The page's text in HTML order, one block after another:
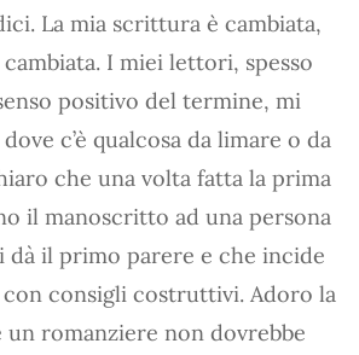
La mia scrittura è cambiata,
I miei lettori, spesso
positivo del termine, mi
c’è qualcosa da limare o da
che una volta fatta la prima
il manoscritto ad una persona
dà il primo parere e che incide
consigli costruttivi. Adoro la
un romanziere non dovrebbe